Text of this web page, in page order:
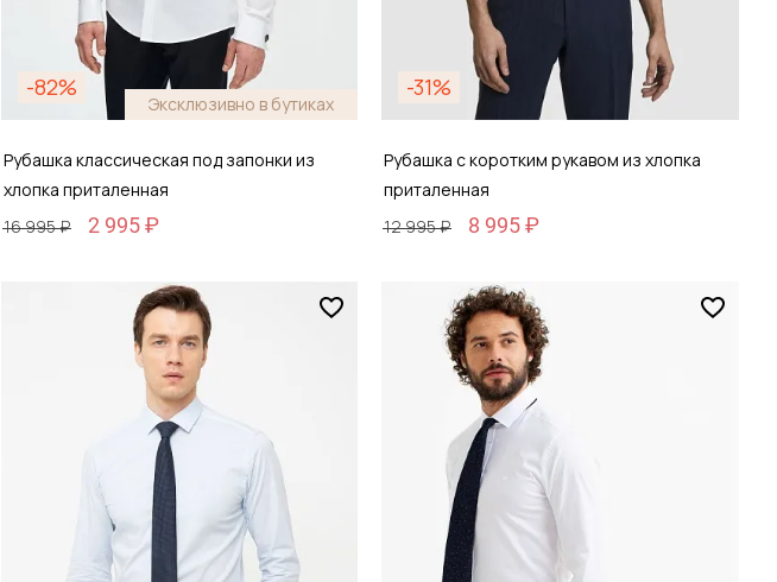
-82%
Эксклюзивно в бутиках
Рубашка классическая под запонки из
хлопка приталенная
16 995 ₽
2 995 ₽
Добавить в корзину
-31%
Рубашка с коротким рукавом из хлопка
приталенная
12 995 ₽
8 995 ₽
Размер
39 / 46
Добавить в корзину